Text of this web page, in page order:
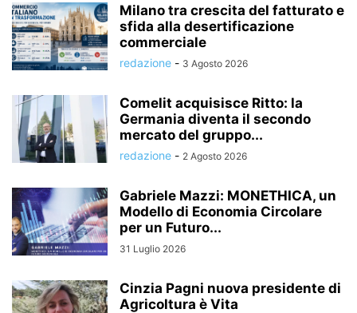
Milano tra crescita del fatturato e
sfida alla desertificazione
commerciale
redazione - 3 Agosto 2026
Comelit acquisisce Ritto: la
Germania diventa il secondo
mercato del gruppo...
redazione - 2 Agosto 2026
Gabriele Mazzi: MONETHICA, un
Modello di Economia Circolare
per un Futuro...
31 Luglio 2026
Cinzia Pagni nuova presidente di
Agricoltura è Vita